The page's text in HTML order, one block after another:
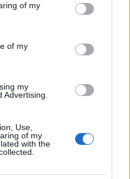
of my
of my
my
Advertising.
Use,
of my
with the
lévő
a kukába
esetben a
este
mellé